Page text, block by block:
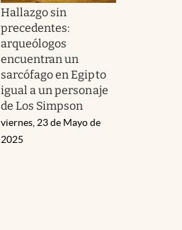
Hallazgo sin
precedentes:
arqueólogos
encuentran un
sarcófago en Egipto
igual a un personaje
de Los Simpson
viernes, 23 de Mayo de
2025